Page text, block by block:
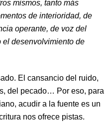
mismos, tanto más
de interioridad, de
operante, de voz del
el desenvolvimiento de
El cansancio del ruido,
del pecado… Por eso, para
acudir a la fuente es un
nos ofrece pistas.